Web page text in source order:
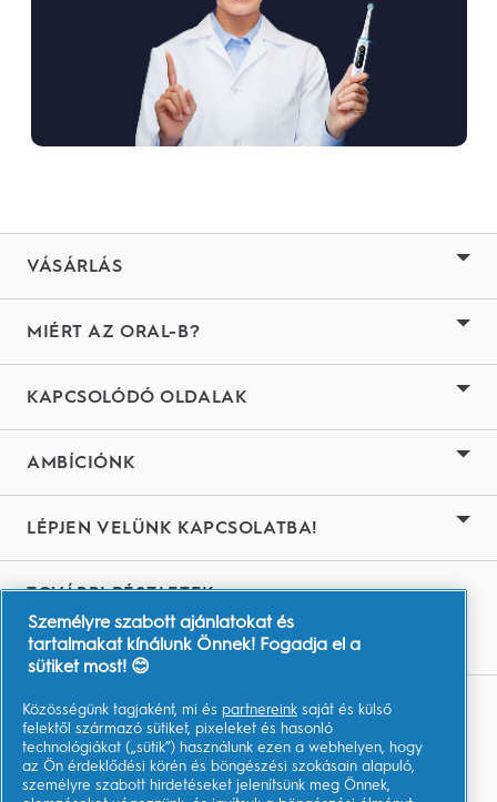
VÁSÁRLÁS
MIÉRT AZ ORAL-B?
KAPCSOLÓDÓ OLDALAK
AMBÍCIÓNK
LÉPJEN VELÜNK KAPCSOLATBA!
TOVÁBBI RÉSZLETEK
Youtube.com
Adataim
Felhasználási Feltételek
Adatvédelmi közlemény
Személyre szabott ajánlatokat és
tartalmakat kínálunk Önnek! Fogadja el a
sütiket most! 😊
Közösségünk tagjaként, mi és partnereink saját és külső
felektől származó sütiket, pixeleket és hasonló
technológiákat („sütik”) használunk ezen a webhelyen, hogy
az Ön érdeklődési körén és böngészési szokásain alapuló,
személyre szabott hirdetéseket jelenítsünk meg Önnek,